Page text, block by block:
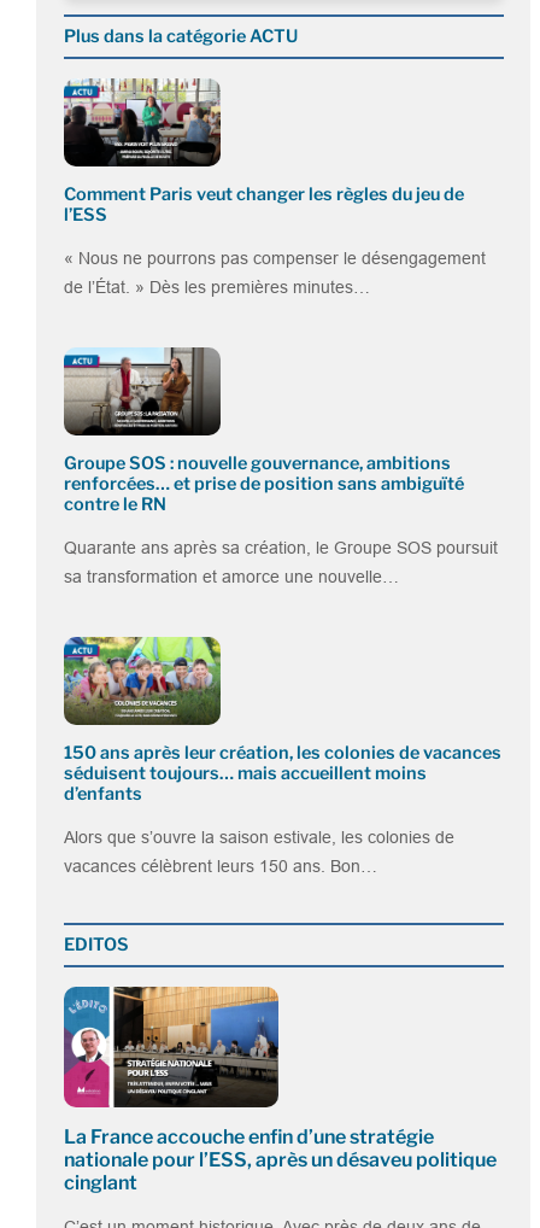
Plus dans la catégorie ACTU
Comment Paris veut changer les règles du jeu de
l’ESS
« Nous ne pourrons pas compenser le désengagement
de l’État. » Dès les premières minutes…
Groupe SOS : nouvelle gouvernance, ambitions
renforcées… et prise de position sans ambiguïté
contre le RN
Quarante ans après sa création, le Groupe SOS poursuit
sa transformation et amorce une nouvelle…
150 ans après leur création, les colonies de vacances
séduisent toujours… mais accueillent moins
d’enfants
Alors que s’ouvre la saison estivale, les colonies de
vacances célèbrent leurs 150 ans. Bon…
EDITOS
La France accouche enfin d’une stratégie
nationale pour l’ESS, après un désaveu politique
cinglant